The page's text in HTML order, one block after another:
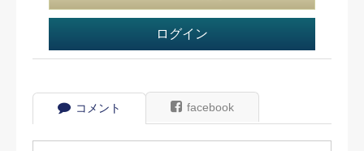
ログイン
コメント facebook